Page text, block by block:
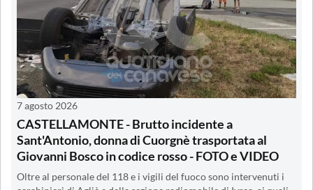
7 agosto 2026
CASTELLAMONTE - Brutto incidente a
Sant'Antonio, donna di Cuorgnè trasportata al
Giovanni Bosco in codice rosso - FOTO e VIDEO
Oltre al personale del 118 e i vigili del fuoco sono intervenuti i